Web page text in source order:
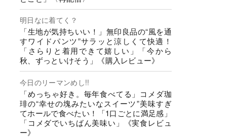
明日なに着てく？
「生地が気持ちいい！」無印良品の“風を通
すワイドパンツ”サラッと涼しくて快適！
「さらりと着用できて嬉しい」「今から
秋、ずっといけそう」《購入レビュー》
今日のリーマンめし!!
「めっちゃ好き。毎年食べてる」コメダ珈
琲の“幸せの塊みたいなスイーツ”美味すぎ
てホールで食べたい！「1口ごとに満足感」
「コメダでいちばん美味い」《実食レビュ
ー》